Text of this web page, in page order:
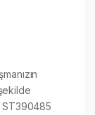
ST390485